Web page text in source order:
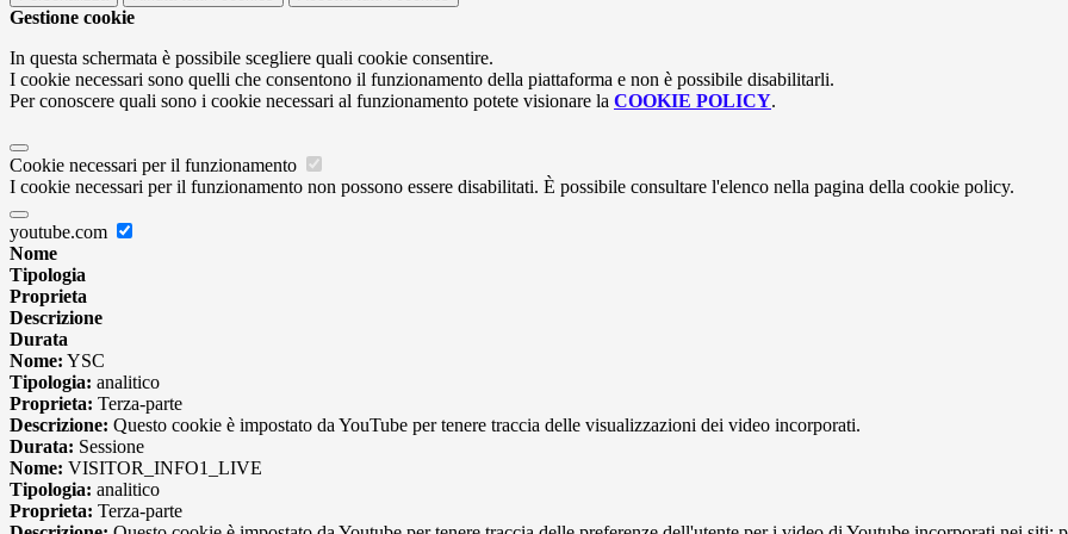
Gestione cookie
In questa schermata è possibile scegliere quali cookie consentire.
I cookie necessari sono quelli che consentono il funzionamento della piattaforma e non è possibile disabilitarli.
Per conoscere quali sono i cookie necessari al funzionamento potete visionare la COOKIE POLICY.
Cookie necessari per il funzionamento
I cookie necessari per il funzionamento non possono essere disabilitati. È possibile consultare l'elenco nella pagina della cookie policy.
youtube.com
Nome
Tipologia
Proprieta
Descrizione
Durata
Nome: YSC
Tipologia: analitico
Proprieta: Terza-parte
Descrizione: Questo cookie è impostato da YouTube per tenere traccia delle visualizzazioni dei video incorporati.
Durata: Sessione
Nome: VISITOR_INFO1_LIVE
Tipologia: analitico
Proprieta: Terza-parte